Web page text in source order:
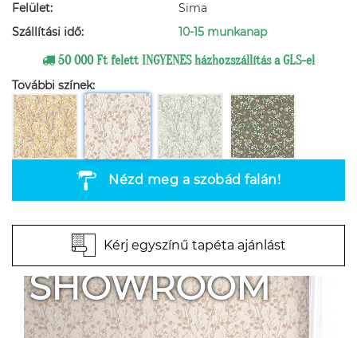
Felület:
Sima
Szállítási idő:
10-15 munkanap
50 000 Ft felett INGYENES házhozszállítás a GLS-el
További színek:
Nézd meg a szobád falán!
Kérj egyszínű tapéta ajánlást
SHOWROOM